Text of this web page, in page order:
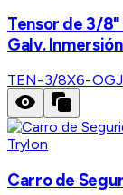
Tensor de 3/
Galv.
TEN-3/8X6-OGJ
Trylon
Carro de